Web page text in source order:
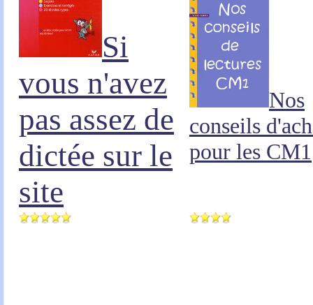
Si
vous n'avez
pas assez de
dictée sur le
site
Nos
conseils
pour les CM1